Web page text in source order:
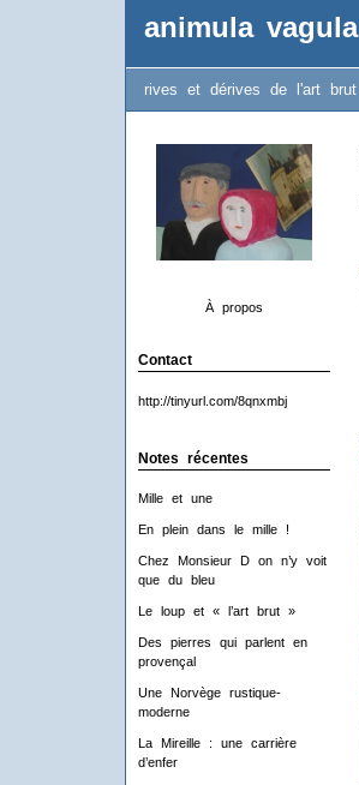
animula vagula
rives et dérives de l'art brut
À propos
Contact
http://tinyurl.com/8qnxmbj
Notes récentes
Mille et une
En plein dans le mille !
Chez Monsieur D on n’y voit
que du bleu
Le loup et « l’art brut »
Des pierres qui parlent en
provençal
Une Norvège rustique-
moderne
La Mireille : une carrière
d’enfer